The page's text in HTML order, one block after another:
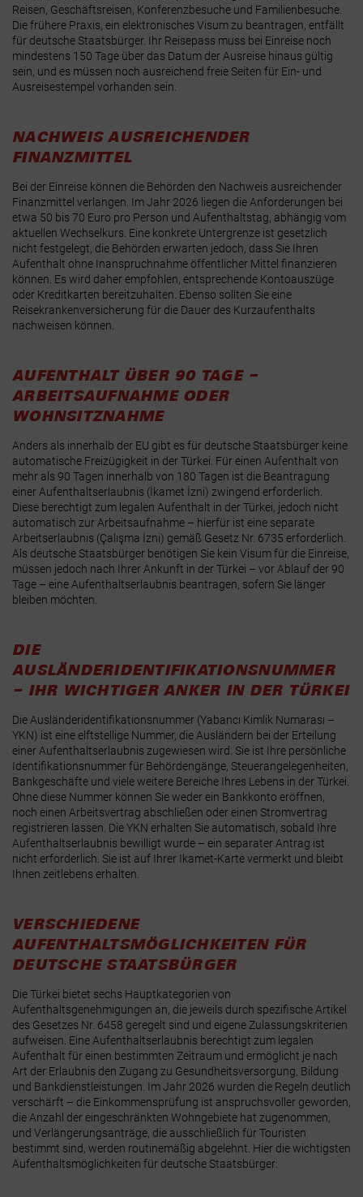
Reisen, Geschäftsreisen, Konferenzbesuche und Familienbesuche.
Die frühere Praxis, ein elektronisches Visum zu beantragen, entfällt
für deutsche Staatsbürger. Ihr Reisepass muss bei Einreise noch
mindestens 150 Tage über das Datum der Ausreise hinaus gültig
sein, und es müssen noch ausreichend freie Seiten für Ein- und
Ausreisestempel vorhanden sein.
NACHWEIS AUSREICHENDER
FINANZMITTEL
Bei der Einreise können die Behörden den Nachweis ausreichender
Finanzmittel verlangen. Im Jahr 2026 liegen die Anforderungen bei
etwa 50 bis 70 Euro pro Person und Aufenthaltstag, abhängig vom
aktuellen Wechselkurs. Eine konkrete Untergrenze ist gesetzlich
nicht festgelegt, die Behörden erwarten jedoch, dass Sie Ihren
Aufenthalt ohne Inanspruchnahme öffentlicher Mittel finanzieren
können. Es wird daher empfohlen, entsprechende Kontoauszüge
oder Kreditkarten bereitzuhalten. Ebenso sollten Sie eine
Reisekrankenversicherung für die Dauer des Kurzaufenthalts
nachweisen können.
AUFENTHALT ÜBER 90 TAGE –
ARBEITSAUFNAHME ODER
WOHNSITZNAHME
Anders als innerhalb der EU gibt es für deutsche Staatsbürger keine
automatische Freizügigkeit in der Türkei. Für einen Aufenthalt von
mehr als 90 Tagen innerhalb von 180 Tagen ist die Beantragung
einer Aufenthaltserlaubnis (İkamet İzni) zwingend erforderlich.
Diese berechtigt zum legalen Aufenthalt in der Türkei, jedoch nicht
automatisch zur Arbeitsaufnahme – hierfür ist eine separate
Arbeitserlaubnis (Çalışma İzni) gemäß Gesetz Nr. 6735 erforderlich.
Als deutsche Staatsbürger benötigen Sie kein Visum für die Einreise,
müssen jedoch nach Ihrer Ankunft in der Türkei – vor Ablauf der 90
Tage – eine Aufenthaltserlaubnis beantragen, sofern Sie länger
bleiben möchten.
DIE
AUSLÄNDERIDENTIFIKATIONSNUMMER
– IHR WICHTIGER ANKER IN DER TÜRKEI
Die Ausländeridentifikationsnummer (Yabancı Kimlik Numarası –
YKN) ist eine elftstellige Nummer, die Ausländern bei der Erteilung
einer Aufenthaltserlaubnis zugewiesen wird. Sie ist Ihre persönliche
Identifikationsnummer für Behördengänge, Steuerangelegenheiten,
Bankgeschäfte und viele weitere Bereiche Ihres Lebens in der Türkei.
Ohne diese Nummer können Sie weder ein Bankkonto eröffnen,
noch einen Arbeitsvertrag abschließen oder einen Stromvertrag
registrieren lassen. Die YKN erhalten Sie automatisch, sobald Ihre
Aufenthaltserlaubnis bewilligt wurde – ein separater Antrag ist
nicht erforderlich. Sie ist auf Ihrer Ikamet-Karte vermerkt und bleibt
Ihnen zeitlebens erhalten.
VERSCHIEDENE
AUFENTHALTSMÖGLICHKEITEN FÜR
DEUTSCHE STAATSBÜRGER
Die Türkei bietet sechs Hauptkategorien von
Aufenthaltsgenehmigungen an, die jeweils durch spezifische Artikel
des Gesetzes Nr. 6458 geregelt sind und eigene Zulassungskriterien
aufweisen. Eine Aufenthaltserlaubnis berechtigt zum legalen
Aufenthalt für einen bestimmten Zeitraum und ermöglicht je nach
Art der Erlaubnis den Zugang zu Gesundheitsversorgung, Bildung
und Bankdienstleistungen. Im Jahr 2026 wurden die Regeln deutlich
verschärft – die Einkommensprüfung ist anspruchsvoller geworden,
die Anzahl der eingeschränkten Wohngebiete hat zugenommen,
und Verlängerungsanträge, die ausschließlich für Touristen
bestimmt sind, werden routinemäßig abgelehnt. Hier die wichtigsten
Aufenthaltsmöglichkeiten für deutsche Staatsbürger: